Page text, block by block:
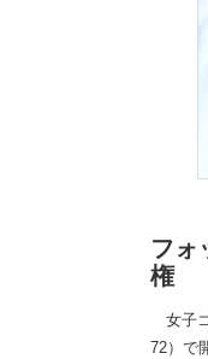
フォ
権
女子
72）で